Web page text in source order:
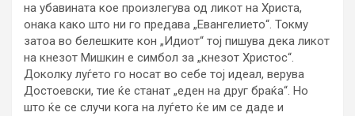
на убавината кое произлегува од ликот на Христа,
онака како што ни го предава „Евангелието“. Токму
затоа во белешките кон „Идиот“ тој пишува дека ликот
на кнезот Мишкин е симбол за „кнезот Христос“.
Доколку луѓето го носат во себе тој идеал, верува
Достоевски, тие ќе станат „еден на друг браќа“. Но
што ќе се случи кога на луѓето ќе им се даде и